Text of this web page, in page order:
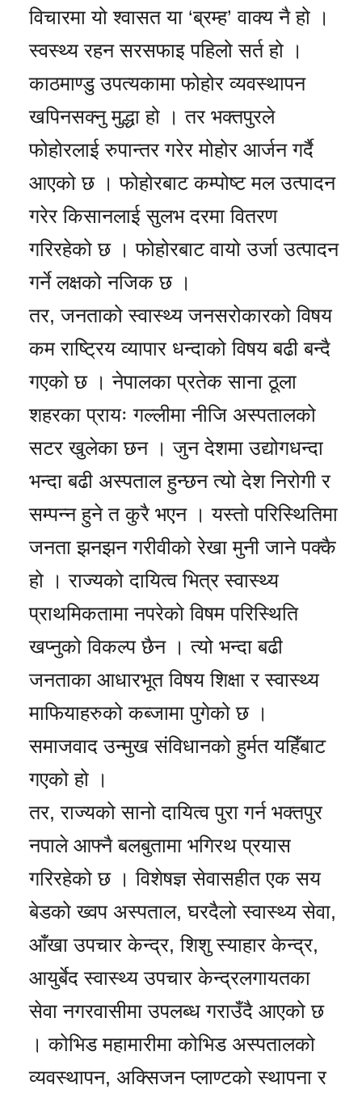
विचारमा यो श्वासत या ‘ब्रम्ह’ वाक्य नै हो ।
स्वस्थ्य रहन सरसफाइ पहिलो सर्त हो ।
काठमाण्डु उपत्यकामा फोहोर व्यवस्थापन
खपिनसक्नु मुद्धा हो । तर भक्तपुरले
फोहोरलाई रुपान्तर गरेर मोहोर आर्जन गर्दै
आएको छ । फोहोरबाट कम्पोष्ट मल उत्पादन
गरेर किसानलाई सुलभ दरमा वितरण
गरिरहेको छ । फोहोरबाट वायो उर्जा उत्पादन
गर्ने लक्षको नजिक छ ।
तर, जनताको स्वास्थ्य जनसरोकारको विषय
कम राष्ट्रिय व्यापार धन्दाको विषय बढी बन्दै
गएको छ । नेपालका प्रतेक साना ठूला
शहरका प्रायः गल्लीमा नीजि अस्पतालको
सटर खुलेका छन । जुन देशमा उद्योगधन्दा
भन्दा बढी अस्पताल हुन्छन त्यो देश निरोगी र
सम्पन्न हुने त कुरै भएन । यस्तो परिस्थितिमा
जनता झनझन गरीवीको रेखा मुनी जाने पक्कै
हो । राज्यको दायित्व भित्र स्वास्थ्य
प्राथमिकतामा नपरेको विषम परिस्थिति
खप्नुको विकल्प छैन । त्यो भन्दा बढी
जनताका आधारभूत विषय शिक्षा र स्वास्थ्य
माफियाहरुको कब्जामा पुगेको छ ।
समाजवाद उन्मुख संविधानको हुर्मत यहिँबाट
गएको हो ।
तर, राज्यको सानो दायित्व पुरा गर्न भक्तपुर
नपाले आफ्नै बलबुतामा भगिरथ प्रयास
गरिरहेको छ । विशेषज्ञ सेवासहीत एक सय
बेडको ख्वप अस्पताल, घरदैलो स्वास्थ्य सेवा,
आँखा उपचार केन्द्र, शिशु स्याहार केन्द्र,
आयुर्बेद स्वास्थ्य उपचार केन्द्रलगायतका
सेवा नगरवासीमा उपलब्ध गराउँदै आएको छ
। कोभिड महामारीमा कोभिड अस्पतालको
व्यवस्थापन, अक्सिजन प्लाण्टको स्थापना र